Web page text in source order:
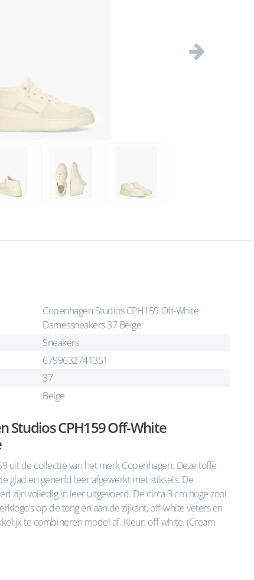
Volgende
Copenhagen Studios CPH159 Off-White
Damessneakers 37 Beige
Sneakers
6799632741351
37
Beige
Studios CPH159 Off-White
uit de collectie van het merk Copenhagen. Deze toffe
glad en generfd leer afgewerkt met stiksels. De
zijn volledig in leer uitgevoerd. De circa 3 cm hoge zool
op de tong en aan de zijkant, off-white veters en
te combineren model af. Kleur: off-white. (Cream